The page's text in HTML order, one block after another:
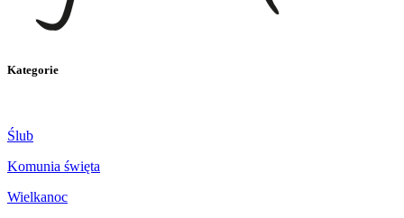
Kategorie
Ślub
Komunia święta
Wielkanoc